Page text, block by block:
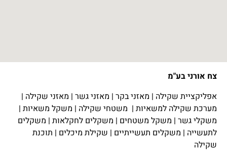
צח אורני בע"מ
אפליקציית שקילה | מאזני בקר | מאזני גשר | מאזני שקילה |
מערכת שקילה למשאיות | משטחי שקילה | משקל משאיות |
משקלי גשר | משקל משטחים | משקלים לחקלאות | משקלים
לתעשייה | משקלים תעשייתיים | שקילת מיכלים | תוכנת
שקילה